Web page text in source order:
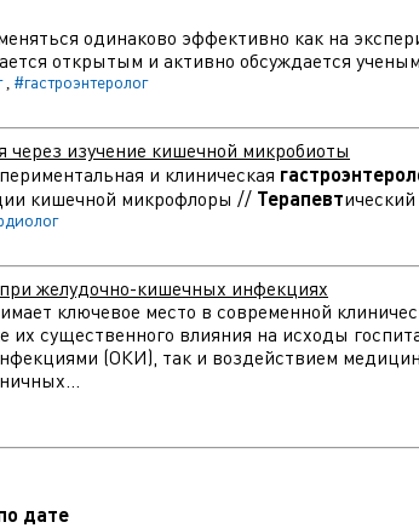
одинаково эффективно как на
открытым и активно обсуждается
, #гастроэнтеролог
изучение кишечной микробиоты
и клиническая
кишечной микрофлоры // Терапевт
желудочно-кишечных инфекциях
ключевое место в современной
их существенного влияния на исходы
(ОКИ), так и воздействием
дате